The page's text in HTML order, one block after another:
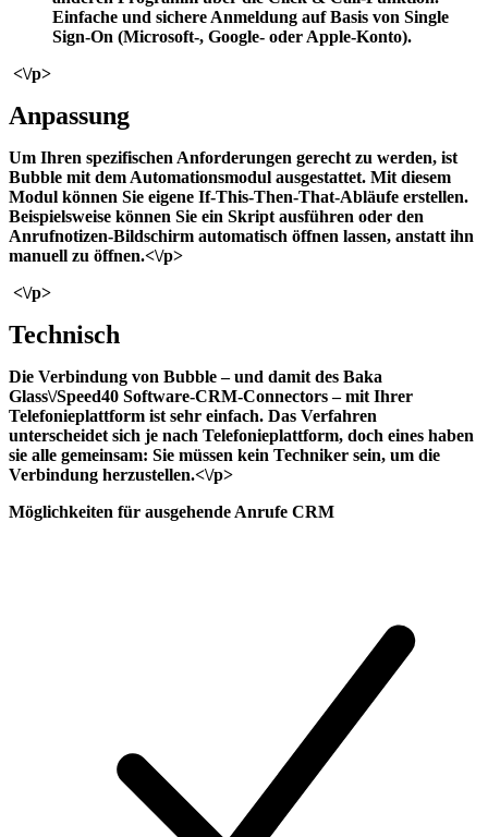
Einfache und sichere Anmeldung auf Basis von Single
Sign-On (Microsoft-, Google- oder Apple-Konto).
<\/p>
Anpassung
Um Ihren spezifischen Anforderungen gerecht zu werden, ist
Bubble mit dem Automationsmodul ausgestattet. Mit diesem
Modul können Sie eigene If-This-Then-That-Abläufe erstellen.
Beispielsweise können Sie ein Skript ausführen oder den
Anrufnotizen-Bildschirm automatisch öffnen lassen, anstatt ihn
manuell zu öffnen.<\/p>
<\/p>
Technisch
Die Verbindung von Bubble – und damit des Baka
Glass\/Speed40 Software-CRM-Connectors – mit Ihrer
Telefonieplattform ist sehr einfach. Das Verfahren
unterscheidet sich je nach Telefonieplattform, doch eines haben
sie alle gemeinsam: Sie müssen kein Techniker sein, um die
Verbindung herzustellen.<\/p>
Möglichkeiten für ausgehende Anrufe CRM